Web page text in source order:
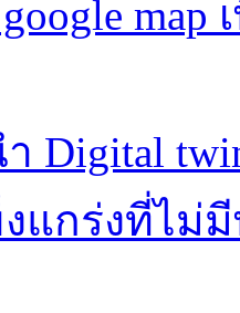
map
Digital
แกร่งที่ไม่